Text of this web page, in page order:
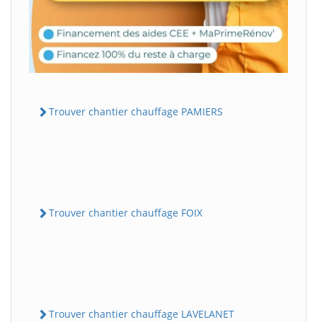
Trouver chantier chauffage PAMIERS
Trouver chantier chauffage FOIX
Trouver chantier chauffage LAVELANET